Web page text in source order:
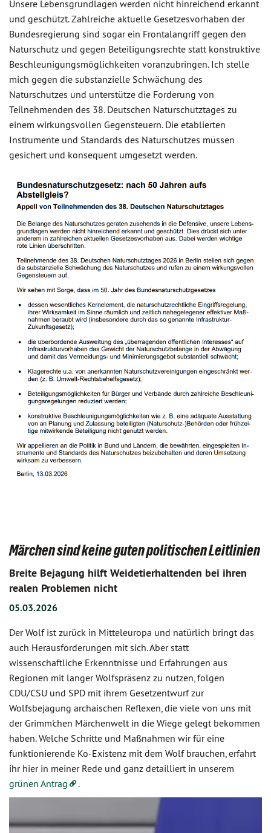
Unsere Lebensgrundlagen werden nicht hinreichend erkannt
und geschützt. Zahlreiche aktuelle Gesetzesvorhaben der
Bundesregierung sind sogar ein Frontalangriff gegen den
Naturschutz und gegen Beteiligungsrechte statt konstruktive
Beschleunigungsmöglichkeiten voranzubringen. Ich stelle
mich gegen die substanzielle Schwächung des
Naturschutzes und unterstütze die Forderung von
Teilnehmenden des 38. Deutschen Naturschutztages zu
einem wirkungsvollen Gegensteuern. Die etablierten
Instrumente und Standards des Naturschutzes müssen
gesichert und konsequent umgesetzt werden.
Märchen sind keine guten politischen Leitlinien
Breite Bejagung hilft Weidetierhaltenden bei ihren
realen Problemen nicht
05.03.2026
Der Wolf ist zurück in Mitteleuropa und natürlich bringt das
auch Herausforderungen mit sich. Aber statt
wissenschaftliche Erkenntnisse und Erfahrungen aus
Regionen mit langer Wolfspräsenz zu nutzen, folgen
CDU/CSU und SPD mit ihrem Gesetzentwurf zur
Wolfsbejagung archaischen Reflexen, die viele von uns mit
der Grimm'chen Märchenwelt in die Wiege gelegt bekommen
haben. Welche Schritte und Maßnahmen wir für eine
funktionierende Ko-Existenz mit dem Wolf brauchen, erfahrt
ihr hier in meiner Rede und ganz detailliert in unserem
grünen Antrag
.